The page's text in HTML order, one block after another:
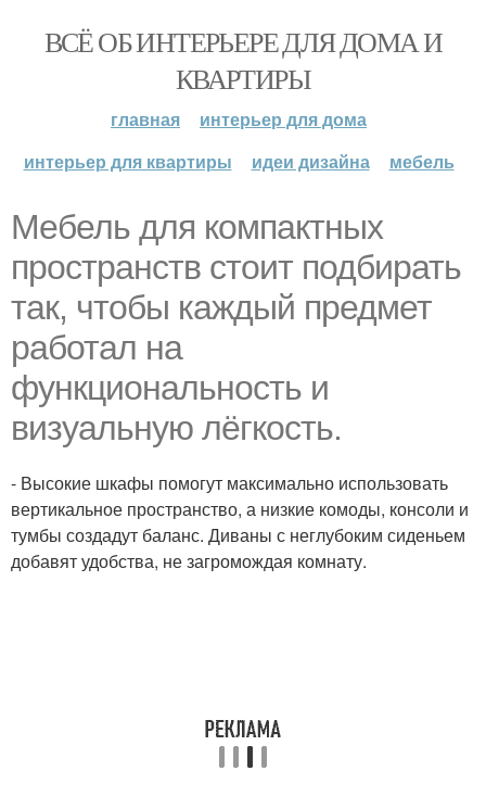
ВСЁ ОБ ИНТЕРЬЕРЕ ДЛЯ ДОМА И
КВАРТИРЫ
главная
интерьер для дома
интерьер для квартиры
идеи дизайна мебель
Мебель для компактных
пространств стоит подбирать
так, чтобы каждый предмет
работал на
функциональность и
визуальную лёгкость.
- Высокие шкафы помогут максимально использовать
вертикальное пространство, а низкие комоды, консоли и
тумбы создадут баланс. Диваны с неглубоким сиденьем
добавят удобства, не загромождая комнату.